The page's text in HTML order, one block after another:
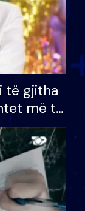
të gjitha
më të
Do më